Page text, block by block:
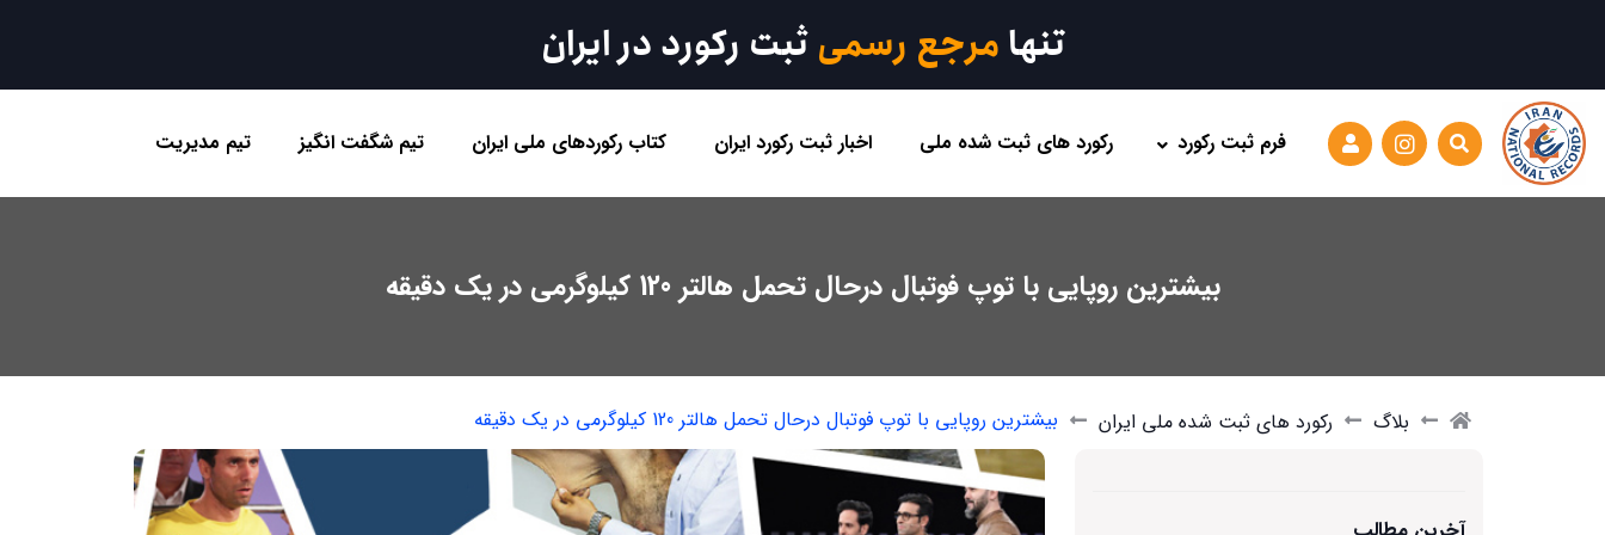
تنهامرجع رسمیثبت رکورد در ایران
فرم ثبت رکورد رکورد های ثبت شده ملی اخبار ثبت رکورد ایران کتاب رکوردهای ملی ایران تیم شگفت انگیز تیم مدیریت
بیشترین روپایی با توپ فوتبال درحال تحمل هالتر 120 کیلوگرمی در یک دقیقه
بلاگ رکورد های ثبت شده ملی ایران بیشترین روپایی با توپ فوتبال درحال تحمل هالتر 120 کیلوگرمی در یک دقیقه